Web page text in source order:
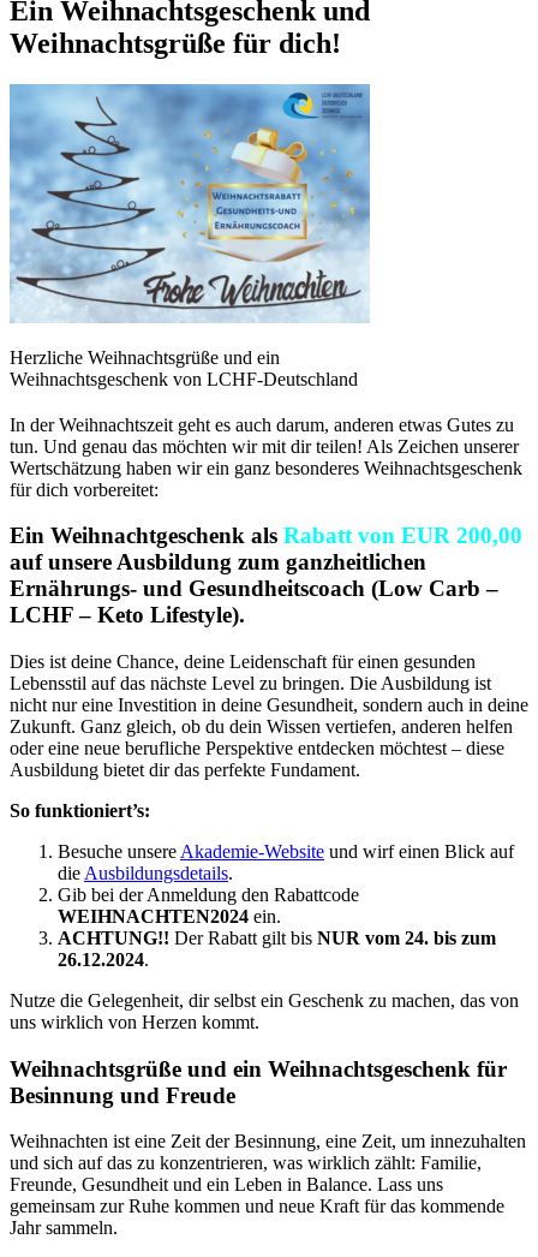
Ein Weihnachtsgeschenk und
Weihnachtsgrüße für dich!
Herzliche Weihnachtsgrüße und ein
Weihnachtsgeschenk von LCHF-Deutschland
In der Weihnachtszeit geht es auch darum, anderen etwas Gutes zu
tun. Und genau das möchten wir mit dir teilen! Als Zeichen unserer
Wertschätzung haben wir ein ganz besonderes Weihnachtsgeschenk
für dich vorbereitet:
Ein Weihnachtgeschenk als Rabatt von EUR 200,00
auf unsere Ausbildung zum ganzheitlichen
Ernährungs- und Gesundheitscoach (Low Carb –
LCHF – Keto Lifestyle).
Dies ist deine Chance, deine Leidenschaft für einen gesunden
Lebensstil auf das nächste Level zu bringen. Die Ausbildung ist
nicht nur eine Investition in deine Gesundheit, sondern auch in deine
Zukunft. Ganz gleich, ob du dein Wissen vertiefen, anderen helfen
oder eine neue berufliche Perspektive entdecken möchtest – diese
Ausbildung bietet dir das perfekte Fundament.
So funktioniert’s:
Besuche unsere Akademie-Website und wirf einen Blick auf
die Ausbildungsdetails.
Gib bei der Anmeldung den Rabattcode
WEIHNACHTEN2024 ein.
ACHTUNG!! Der Rabatt gilt bis NUR vom 24. bis zum
26.12.2024.
Nutze die Gelegenheit, dir selbst ein Geschenk zu machen, das von
uns wirklich von Herzen kommt.
Weihnachtsgrüße und ein Weihnachtsgeschenk für
Besinnung und Freude
Weihnachten ist eine Zeit der Besinnung, eine Zeit, um innezuhalten
und sich auf das zu konzentrieren, was wirklich zählt: Familie,
Freunde, Gesundheit und ein Leben in Balance. Lass uns
gemeinsam zur Ruhe kommen und neue Kraft für das kommende
Jahr sammeln.